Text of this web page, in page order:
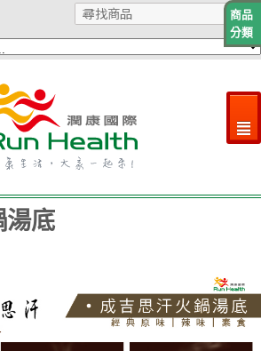
²
商品
分類
湯底